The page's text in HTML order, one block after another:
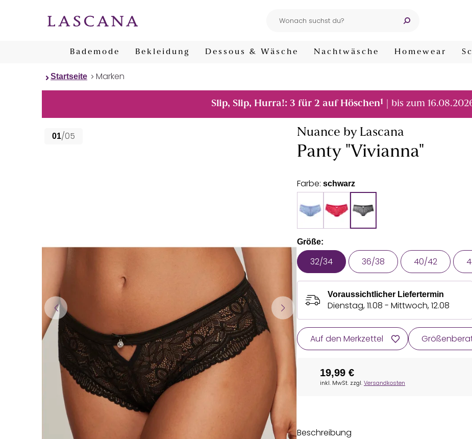
Bademode Bekleidung Dessous & Wäsche Nachtwäsche Homewear
Startseite Marken
Slip, Slip, Hurra!: 3 für 2 auf Höschen1 | bis zum
01/05 Nuance by Lascana
Panty "Vivianna"
Farbe: schwarz
Größe:
32/34 36/38 40/42
Voraussichtlicher Liefertermin
Dienstag, 11.08 - Mittwoch, 12.08
Auf den Merkzettel
19,99 €
inkl. MwSt. zzgl.Versandkosten
Beschreibung